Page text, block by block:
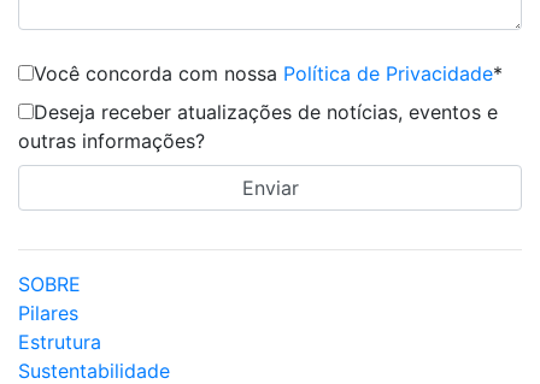
Você concorda com nossa Política de Privacidade*
Deseja receber atualizações de notícias, eventos e
outras informações?
SOBRE
Pilares
Estrutura
Sustentabilidade